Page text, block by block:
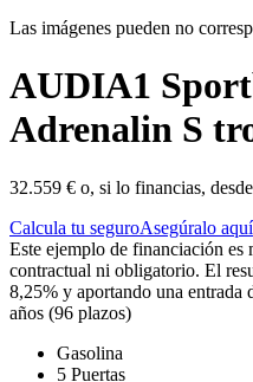
Las imágenes pueden no
AUDIA1
Adrenalin S
32.559 € o, si lo financias, desde
Calcula tu seguroAsegúralo aquí
Este ejemplo de financiación
contractual ni obligatorio. El
8,25% y aportando una
años (96 plazos)
Gasolina
5 Puertas